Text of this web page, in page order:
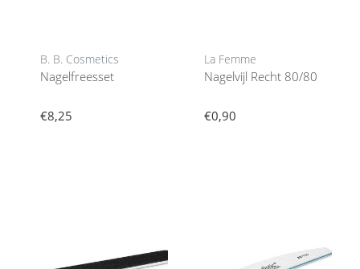
B. B. Cosmetics
Nagelfreesset
€8,25
La Femme
Nagelvijl Recht 80/80
€0,90